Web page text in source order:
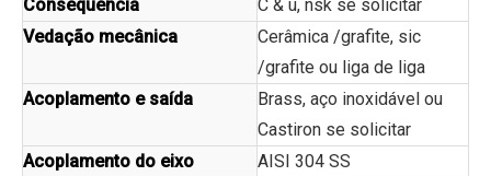
Consequência
C & u, nsk se solicitar
Vedação mecânica
Cerâmica /grafite, sic
/grafite ou liga de liga
Acoplamento e saída
Brass, aço inoxidável ou
Castiron se solicitar
Acoplamento do eixo
AISI 304 SS